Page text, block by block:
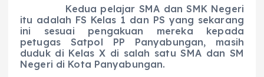
Kedua pelajar SMA dan SMK Negeri
itu adalah FS Kelas 1 dan PS yang sekarang
ini sesuai pengakuan mereka kepada
petugas Satpol PP Panyabungan, masih
duduk di Kelas X di salah satu SMA dan SM
Negeri di Kota Panyabungan.